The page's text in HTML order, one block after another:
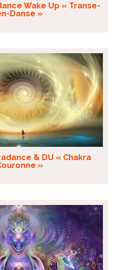
Wake Up « Transe-
Danse »
& DU « Chakra
»